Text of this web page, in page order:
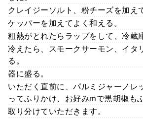
クレイジーソルト、粉チーズを加え
ケッパーを加えてよく和える。
粗熱がとれたらラップをして、冷蔵
冷えたら、スモークサーモン、イタ
る。
器に盛る。
いただく直前に、パルミジャーノレ
ってふりかけ、お好みmで黒胡椒もふ
取り分けていただきます。